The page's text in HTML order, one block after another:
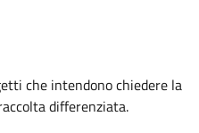
che intendono chiedere la
differenziata.